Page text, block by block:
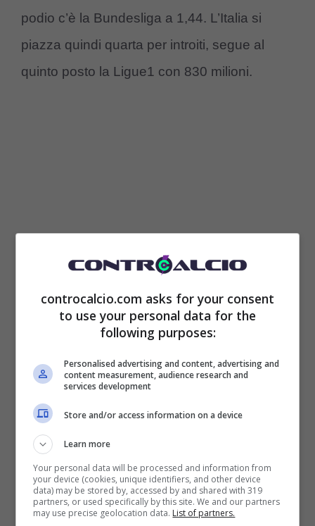
podio c’è la Bundesliga a 1,44. L’Italia si
piazza quindi quarta per introiti, segue al
quinto posto la Ligue1 con 830 milioni.
YouTube vuole investire nella Premier (Ansa) –
controcalcio.com
controcalcio.com asks for your consent
to use your personal data for the
following purposes:
Personalised advertising and content, advertising and
content measurement, audience research and
services development
Store and/or access information on a device
Learn more
Your personal data will be processed and information from
your device (cookies, unique identifiers, and other device
data) may be stored by, accessed by and shared with 319
partners, or used specifically by this site. We and our partners
may use precise geolocation data. List of partners.